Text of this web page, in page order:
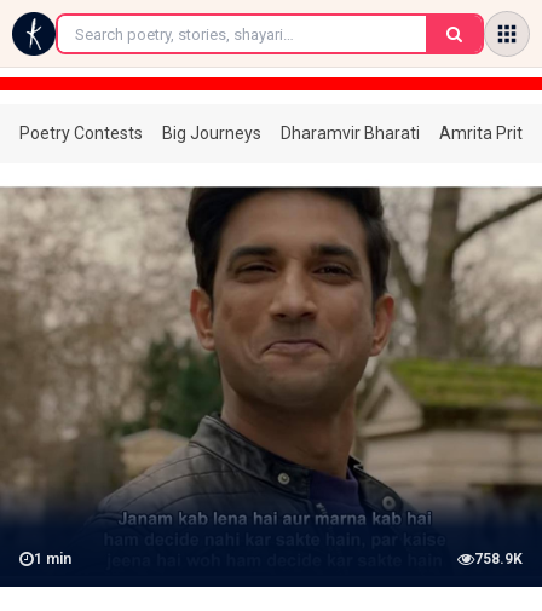
←
Poetry Contests Big Journeys Dharamvir Bharati Amrita
1 min 758.9K